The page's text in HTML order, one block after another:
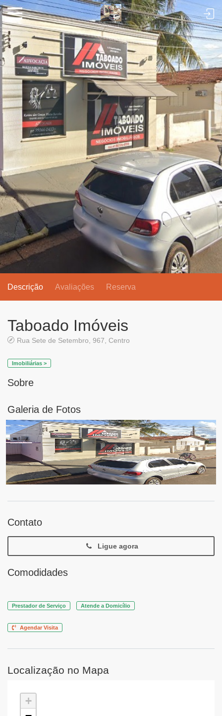
Descrição Avaliações Reserva
Taboado Imóveis
Rua Sete de Setembro, 967, Centro
Imobiliárias >
Sobre
Galeria de Fotos
Contato
Ligue agora
Comodidades
Prestador de Serviço Atende a Domicílio
Agendar Visita
Localização no Mapa
+